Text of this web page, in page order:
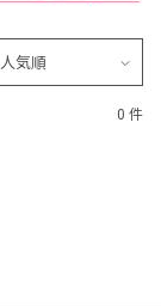
人気順
0 件